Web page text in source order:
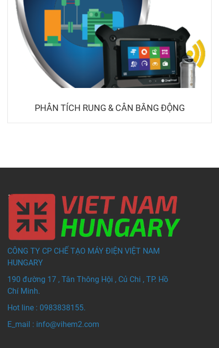
PHÂN TÍCH RUNG & CÂN BẰNG ĐỘNG
CÔNG TY CP CHẾ TẠO MÁY ĐIỆN VIỆT NAM
HUNGARY
190 đường 17 , Tân Thông Hội , Củ Chi , TP. Hồ
Chí Minh.
Hot line : 0983838155.
E_mail : info@vihem2.com